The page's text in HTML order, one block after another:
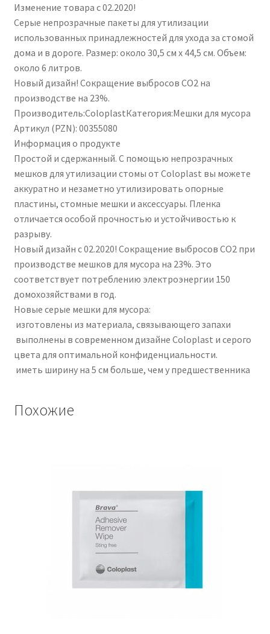
Изменение товара с 02.2020!
Серые непрозрачные пакеты для утилизации
использованных принадлежностей для ухода за стомой
дома и в дороге. Размер: около 30,5 см х 44,5 см. Объем:
около 6 литров.
Новый дизайн! Сокращение выбросов CO2 на
производстве на 23%.
Производитель:ColoplastКатегория:Мешки для мусора
Артикул (PZN): 00355080
Информация о продукте
Простой и сдержанный. С помощью непрозрачных
мешков для утилизации стомы от Coloplast вы можете
аккуратно и незаметно утилизировать опорные
пластины, стомные мешки и аксессуары. Пленка
отличается особой прочностью и устойчивостью к
разрыву.
Новый дизайн с 02.2020! Сокращение выбросов CO2 при
производстве мешков для мусора на 23%. Это
соответствует потреблению электроэнергии 150
домохозяйствами в год.
Новые серые мешки для мусора:
изготовлены из материала, связывающего запахи
выполнены в современном дизайне Coloplast и серого
цвета для оптимальной конфиденциальности.
иметь ширину на 5 см больше, чем у предшественника
Похожие